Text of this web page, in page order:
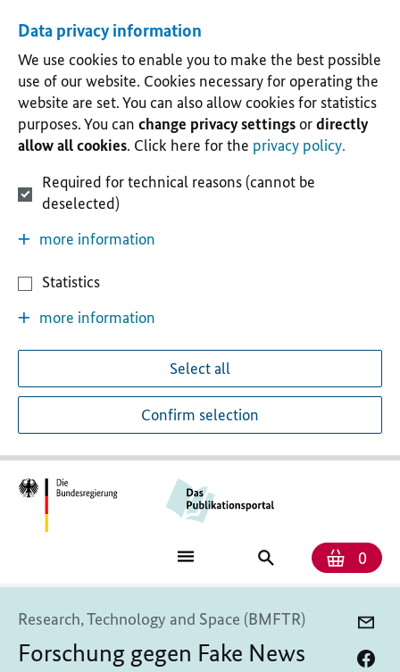
Data privacy information
We use cookies to enable you to make the best possible
use of our website. Cookies necessary for operating the
website are set. You can also allow cookies for statistics
purposes. You can change privacy settingsordirectly
allow all cookies. Click here for the privacy policy.
Required for technical reasons (cannot be
deselected)
more information
Statistics
more information
Select all
Confirm selection
Search
publications
0
Research, Technology and Space (BMFTR)
Forschung gegen Fake News